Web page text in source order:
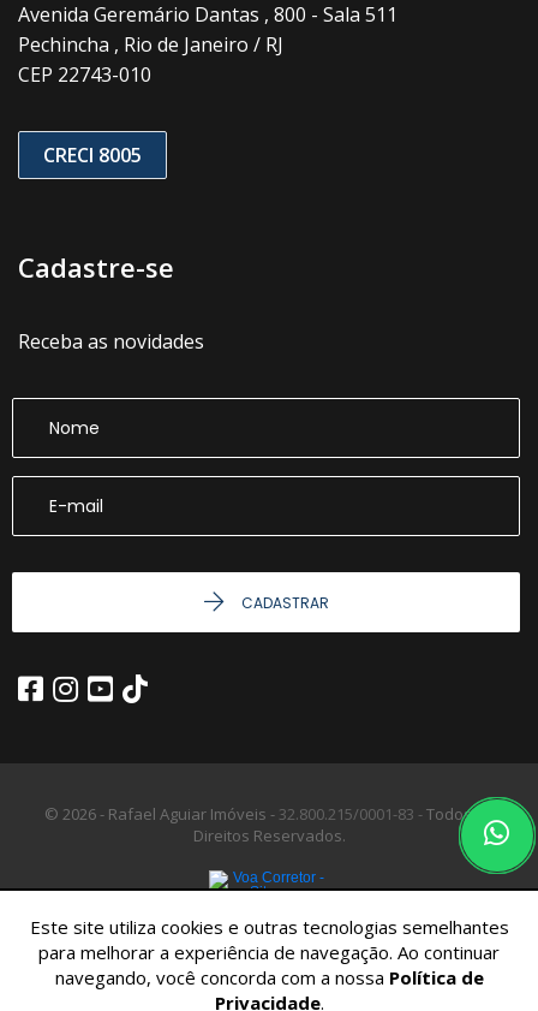
Avenida Geremário Dantas , 800 - Sala 511
Pechincha , Rio de Janeiro / RJ
CEP 22743-010
CRECI 8005
Cadastre-se
Receba as novidades
CADASTRAR
© 2026 - Rafael Aguiar Imóveis - 32.800.215/0001-83 -Todos os
Direitos Reservados.
Este site utiliza cookies e outras tecnologias semelhantes
para melhorar a experiência de navegação. Ao continuar
navegando, você concorda com a nossa Política de
Privacidade.